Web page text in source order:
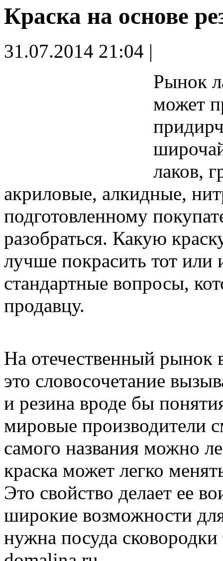
Краска на основе
31.07.2014 21:04 |
Рынок
может
лаков,
акриловые, алкидные,
подготовленному
разобраться. Какую
лучше покрасить тот или
стандартные вопросы,
продавцу.
На отечественный рынок
это словосочетание
и резина вроде бы
мировые производители
самого названия можно
краска может легко
Это свойство делает ее
широкие возможности
нужна посуда сковородки